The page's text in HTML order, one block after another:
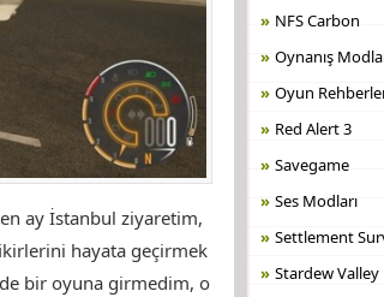
ay İstanbul ziyaretim,
hayata geçirmek
bir oyuna girmedim, o
NFS Carbon
Oynanış
Oyun
Red Alert 3
Savegame
Ses Modları
Settlement
Stardew Valley